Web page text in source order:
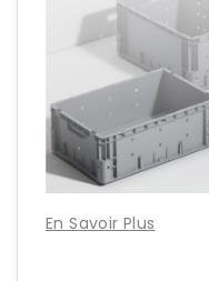
En Savoir Plus